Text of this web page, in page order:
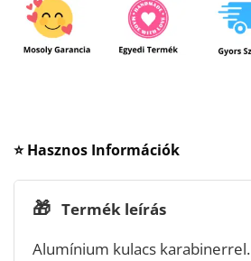
⭐ Hasznos Információk
🎁 Termék leírás
Alumínium kulacs karabinerrel.